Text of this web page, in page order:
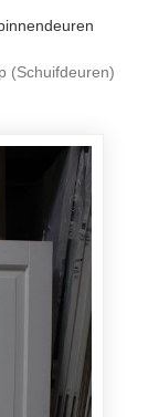
(Schuifdeuren)